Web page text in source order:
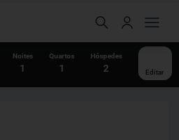
Noites
1
Quartos
1
Hóspedes
2 Editar